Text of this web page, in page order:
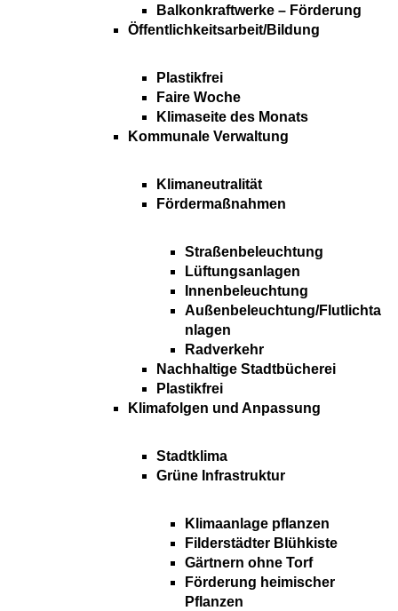
Balkonkraftwerke – Förderung
Öffentlichkeitsarbeit/Bildung
Plastikfrei
Faire Woche
Klimaseite des Monats
Kommunale Verwaltung
Klimaneutralität
Fördermaßnahmen
Straßenbeleuchtung
Lüftungsanlagen
Innenbeleuchtung
Außenbeleuchtung/Flutlichta
nlagen
Radverkehr
Nachhaltige Stadtbücherei
Plastikfrei
Klimafolgen und Anpassung
Stadtklima
Grüne Infrastruktur
Klimaanlage pflanzen
Filderstädter Blühkiste
Gärtnern ohne Torf
Förderung heimischer
Pflanzen